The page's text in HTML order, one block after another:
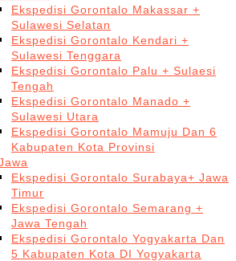
Ekspedisi Gorontalo Makassar +
Sulawesi Selatan
Ekspedisi Gorontalo Kendari +
Sulawesi Tenggara
Ekspedisi Gorontalo Palu + Sulaesi
Tengah
Ekspedisi Gorontalo Manado +
Sulawesi Utara
Ekspedisi Gorontalo Mamuju Dan 6
Kabupaten Kota Provinsi
Ekspedisi Gorontalo Surabaya+ Jawa
Timur
Ekspedisi Gorontalo Semarang +
Jawa Tengah
Ekspedisi Gorontalo Yogyakarta Dan
5 Kabupaten Kota DI Yogyakarta